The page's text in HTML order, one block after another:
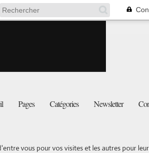
Pages Catégories Newsletter
vous pour vos visites et les autres pour